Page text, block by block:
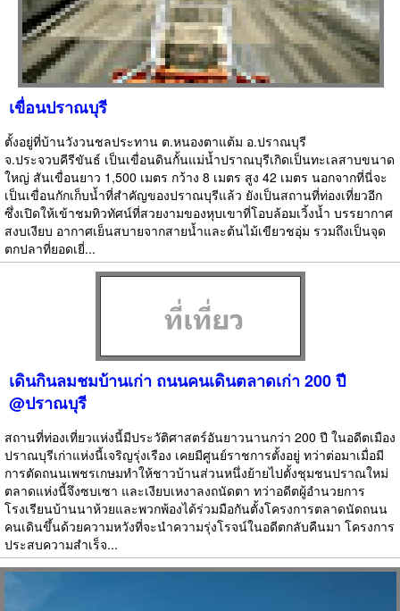
เขื่อนปราณบุรี
ตั้งอยู่ที่บ้านวังวนชลประทาน ต.หนองตาแต้ม อ.ปราณบุรี
จ.ประจวบคีรีขันธ์ เป็นเขื่อนดินกั้นแม่น้ำปราณบุรีเกิดเป็นทะเลสาบขนาด
ใหญ่ สันเขื่อนยาว 1,500 เมตร กว้าง 8 เมตร สูง 42 เมตร นอกจากที่นี่จะ
เป็นเขื่อนกักเก็บน้ำที่สำคัญของปราณบุรีแล้ว ยังเป็นสถานที่ท่องเที่ยวอีก
ซึ่งเปิดให้เข้าชมทิวทัศน์ที่สวยงามของหุบเขาที่โอบล้อมเวิ้งน้ำ บรรยากาศ
สงบเงียบ อากาศเย็นสบายจากสายน้ำและต้นไม้เขียวชอุ่ม รวมถึงเป็นจุด
ตกปลาที่ยอดเยี่...
เดินกินลมชมบ้านเก่า ถนนคนเดินตลาดเก่า 200 ปี
@ปราณบุรี
สถานที่ท่องเที่ยวแห่งนี้มีประวัติศาสตร์อันยาวนานกว่า 200 ปี ในอดีตเมือง
ปราณบุรีเก่าแห่งนี้เจริญรุ่งเรือง เคยมีศูนย์ราชการตั้งอยู่ ทว่าต่อมาเมื่อมี
การตัดถนนเพชรเกษมทำให้ชาวบ้านส่วนหนึ่งย้ายไปตั้งชุมชนปราณใหม่
ตลาดแห่งนี้จึงซบเซา และเงียบเหงาลงถนัดตา ทว่าอดีตผู้อำนวยการ
โรงเรียนบ้านนาห้วยและพวกพ้องได้ร่วมมือกันตั้งโครงการตลาดนัดถนน
คนเดินขึ้นด้วยความหวังที่จะนำความรุ่งโรจน์ในอดีตกลับคืนมา โครงการ
ประสบความสำเร็จ...